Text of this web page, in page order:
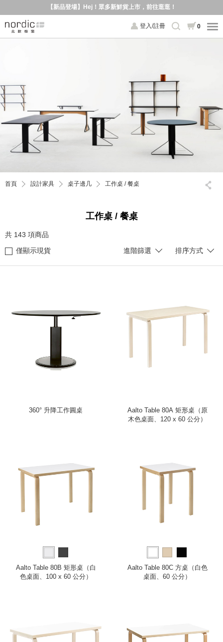
【新品登場】Hej！眾多新鮮貨上市，前往逛逛！
登入/註冊 0
首頁 設計家具 桌子邊几 工作桌 / 餐桌
工作桌 / 餐桌
共 143 項商品
僅顯示現貨
進階篩選 排序方式
360° 升降工作圓桌
Aalto Table 80A 矩形桌（原
木色桌面、120 x 60 公分）
Aalto Table 80B 矩形桌（白
色桌面、100 x 60 公分）
Aalto Table 80C 方桌（白色
桌面、60 公分）